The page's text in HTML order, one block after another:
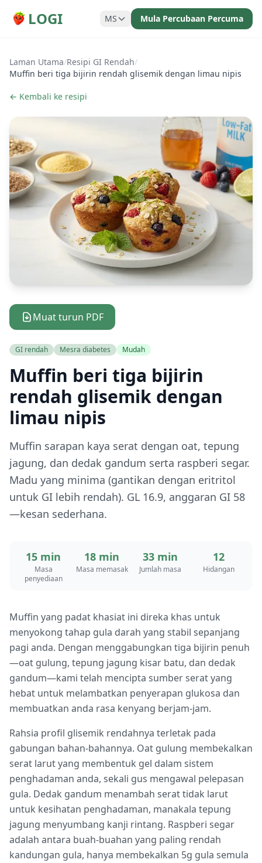
LOGI MS Mula Percubaan Percuma
Laman Utama/Resipi GI Rendah/
Muffin beri tiga bijirin rendah glisemik dengan limau nipis
← Kembali ke resipi
Muat turun PDF
GI rendah Mesra diabetes Mudah
Muffin beri tiga bijirin
rendah glisemik dengan
limau nipis
Muffin sarapan kaya serat dengan oat, tepung
jagung, dan dedak gandum serta raspberi segar.
Madu yang minima (gantikan dengan eritritol
untuk GI lebih rendah). GL 16.9, anggaran GI 58
—kesan sederhana.
15 min
Masa
penyediaan
18 min
Masa memasak
33 min
Jumlah masa
12
Hidangan
Muffin yang padat khasiat ini direka khas untuk
menyokong tahap gula darah yang stabil sepanjang
pagi anda. Dengan menggabungkan tiga bijirin penuh
—oat gulung, tepung jagung kisar batu, dan dedak
gandum—kami telah mencipta sumber serat yang
hebat untuk melambatkan penyerapan glukosa dan
membuatkan anda rasa kenyang berjam-jam.
Rahsia profil glisemik rendahnya terletak pada
gabungan bahan-bahannya. Oat gulung membekalkan
serat larut yang membentuk gel dalam sistem
penghadaman anda, sekali gus mengawal pelepasan
gula. Dedak gandum menambah serat tidak larut
untuk kesihatan penghadaman, manakala tepung
jagung menyumbang kanji rintang. Raspberi segar
adalah antara buah-buahan yang paling rendah
kandungan gula, hanya membekalkan 5g gula semula